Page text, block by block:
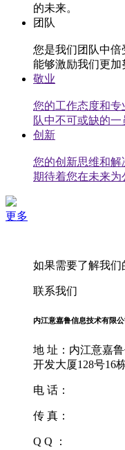
的未来。
团队
您是我们团队中
能够激励我们更加
敬业
您的工作态度和专
队中不可或缺的一
创新
您的创新思维和
期待着您在未来为
更多
如果需要了解我们
联系我们
内江意嘉鲁信息技术有限
地 址：内江意嘉
开发大厦128号16
电 话：
传 真：
Q Q ：